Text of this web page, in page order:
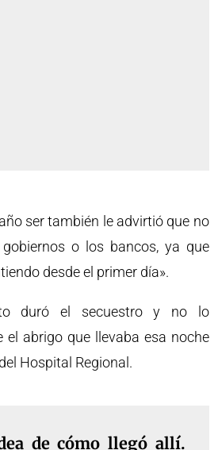
ser también le advirtió que no
o los bancos, ya que
desde el primer día».
duró el secuestro y no lo
el abrigo que llevaba esa noche
Hospital Regional.
de cómo llegó allí.